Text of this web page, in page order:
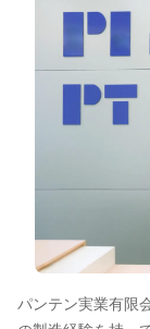
パンテン実業有限